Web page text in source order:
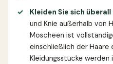
Kleiden Sie sich
und Knie außerhalb von
Moscheen ist
einschließlich der Haare
Kleidungsstücke werden